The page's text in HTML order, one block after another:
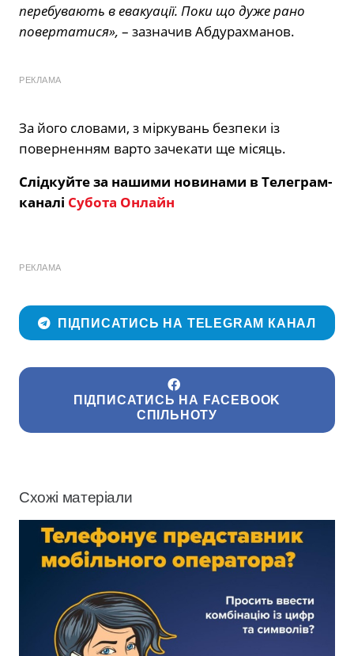
перебувають в евакуації. Поки що дуже рано
повертатися», – зазначив Абдурахманов.
РЕКЛАМА
За його словами, з міркувань безпеки із
поверненням варто зачекати ще місяць.
Слідкуйте за нашими новинами в Телеграм-
каналі Субота Онлайн
РЕКЛАМА
ПІДПИСАТИСЬ НА TELEGRAM КАНАЛ
ПІДПИСАТИСЬ НА FACEBOOK
СПІЛЬНОТУ
Схожі матеріали